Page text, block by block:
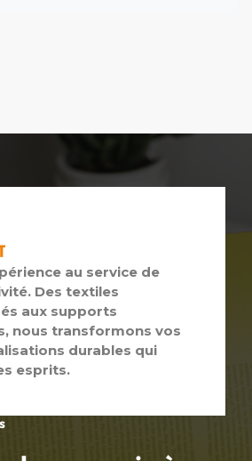
au service de
Des textiles
aux supports
nous transformons vos
durables qui
esprits.